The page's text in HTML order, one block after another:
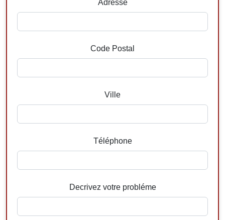
Adresse
Code Postal
Ville
Téléphone
Decrivez votre probléme